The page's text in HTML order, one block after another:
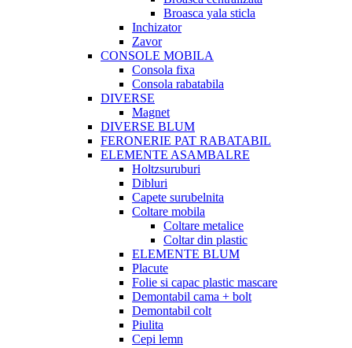
Broasca yala sticla
Inchizator
Zavor
CONSOLE MOBILA
Consola fixa
Consola rabatabila
DIVERSE
Magnet
DIVERSE BLUM
FERONERIE PAT RABATABIL
ELEMENTE ASAMBALRE
Holtzsuruburi
Dibluri
Capete surubelnita
Coltare mobila
Coltare metalice
Coltar din plastic
ELEMENTE BLUM
Placute
Folie si capac plastic mascare
Demontabil cama + bolt
Demontabil colt
Piulita
Cepi lemn